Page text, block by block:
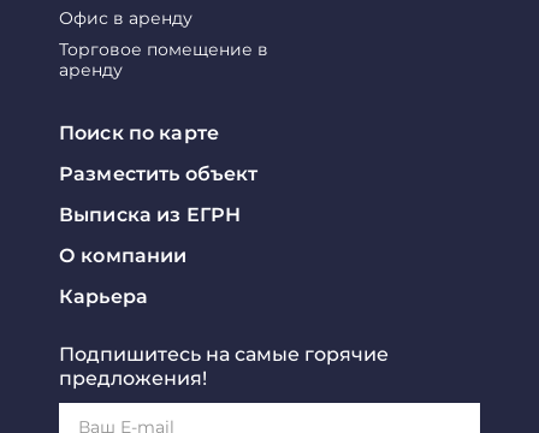
Офис в аренду
Торговое помещение в
аренду
Поиск по карте
Разместить объект
Выписка из ЕГРН
О компании
Карьера
Подпишитесь на самые горячие
предложения!